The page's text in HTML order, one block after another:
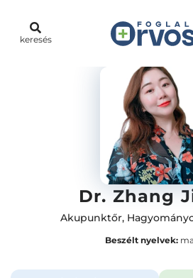
keresés
Dr. Zhang
Akupunktőr,
Beszélt nyelvek: